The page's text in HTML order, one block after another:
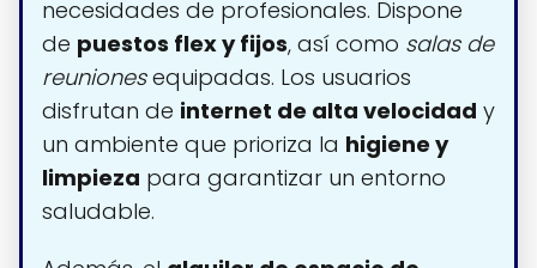
necesidades de profesionales. Dispone
de puestos flex y fijos, así como salas de
reunionesequipadas. Los usuarios
disfrutan de internet de alta velocidad y
un ambiente que prioriza la higiene y
limpieza para garantizar un entorno
saludable.